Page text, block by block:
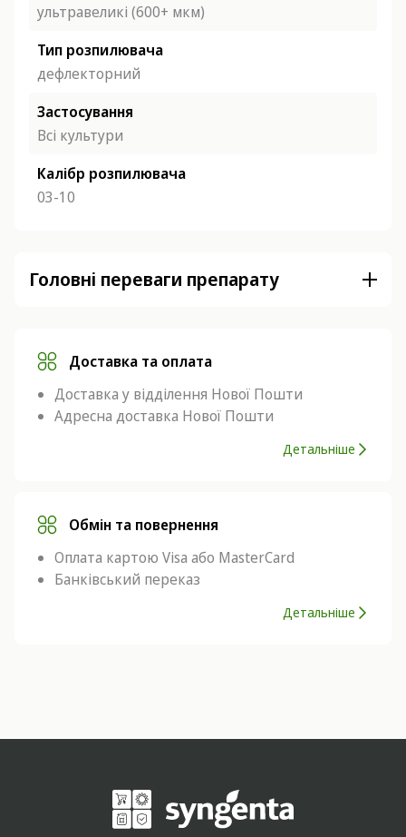
ультравеликі (600+ мкм)
Тип розпилювача
дефлекторний
Застосування
Всі культури
Калібр розпилювача
03-10
Головні переваги препарату
Доставка та оплата
Доставка у відділення Нової Пошти
Адресна доставка Нової Пошти
Детальніше
Обмін та повернення
Оплата картою Visa або MasterCard
Банківський переказ
Детальніше